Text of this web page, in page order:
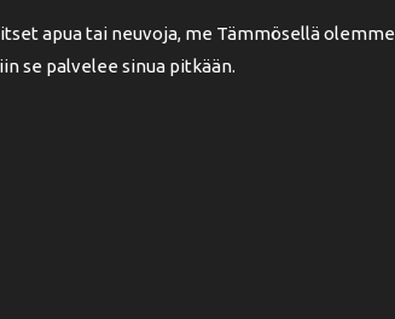
apua tai neuvoja, me Tämmösellä olemme
se palvelee sinua pitkään.